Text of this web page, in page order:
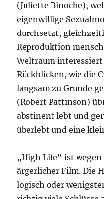
(Juliette Binoche),
eigenwillige
durchsetzt,
Reproduktion
Weltraum
Rückblicken, wie die
langsam zu Grunde
(Robert Pattinson)
abstinent lebt und
überlebt und eine
„High Life“ ist
ärgerlicher Film. Die
logisch oder